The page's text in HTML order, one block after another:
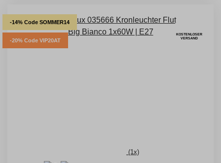
-14% Code SOMMER14
-20% Code VIP20AT
KOSTENLOSER
VERSAND
(1x)